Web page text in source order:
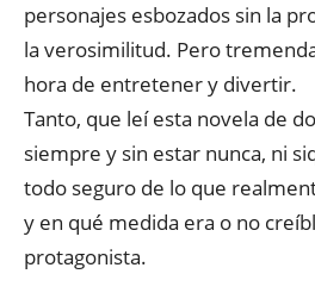
personajes esbozados sin la
la verosimilitud. Pero
hora de entretener y divertir.
Tanto, que leí esta novela de
siempre y sin estar nunca, ni
todo seguro de lo que
y en qué medida era o no
protagonista.